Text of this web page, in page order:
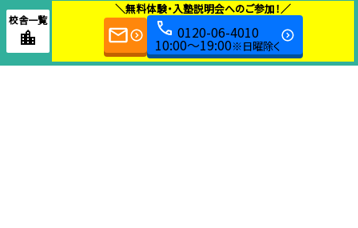
校舎一覧
＼無料体験・入塾説明会へのご参加！／
0120-06-4010
10:00～19:00※日曜除く